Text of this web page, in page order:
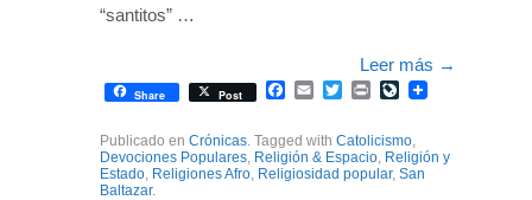
“santitos” …
Leer más →
Share Post Facebook
EmailTwitterPrintLiveJournal
Publicado en Crónicas . Tagged with Catolicismo
Devociones Populares Religión & Espacio Religión y
Estado Religiones Afro Religiosidad popular, San
Baltazar.